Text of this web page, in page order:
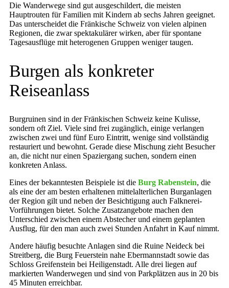
Die Wanderwege sind gut ausgeschildert, die meisten
Hauptrouten für Familien mit Kindern ab sechs Jahren geeignet.
Das unterscheidet die Fränkische Schweiz von vielen alpinen
Regionen, die zwar spektakulärer wirken, aber für spontane
Tagesausflüge mit heterogenen Gruppen weniger taugen.
Burgen als konkreter
Reiseanlass
Burgruinen sind in der Fränkischen Schweiz keine Kulisse,
sondern oft Ziel. Viele sind frei zugänglich, einige verlangen
zwischen zwei und fünf Euro Eintritt, wenige sind vollständig
restauriert und bewohnt. Gerade diese Mischung zieht Besucher
an, die nicht nur einen Spaziergang suchen, sondern einen
konkreten Anlass.
Eines der bekanntesten Beispiele ist die Burg Rabenstein, die
als eine der am besten erhaltenen mittelalterlichen Burganlagen
der Region gilt und neben der Besichtigung auch Falknerei-
Vorführungen bietet. Solche Zusatzangebote machen den
Unterschied zwischen einem Abstecher und einem geplanten
Ausflug, für den man auch zwei Stunden Anfahrt in Kauf nimmt.
Andere häufig besuchte Anlagen sind die Ruine Neideck bei
Streitberg, die Burg Feuerstein nahe Ebermannstadt sowie das
Schloss Greifenstein bei Heiligenstadt. Alle drei liegen auf
markierten Wanderwegen und sind von Parkplätzen aus in 20 bis
45 Minuten erreichbar.